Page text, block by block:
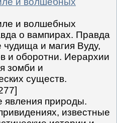
и волшебных
о вампирах. Правда
и магия Вуду,
и оборотни. Иерархии
зомби и
существ.
природы.
известные